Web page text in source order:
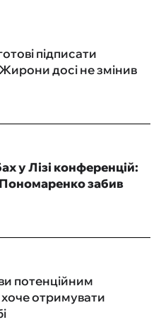
підписати
досі не змінив
у Лізі конференцій:
забив
потенційним
отримувати